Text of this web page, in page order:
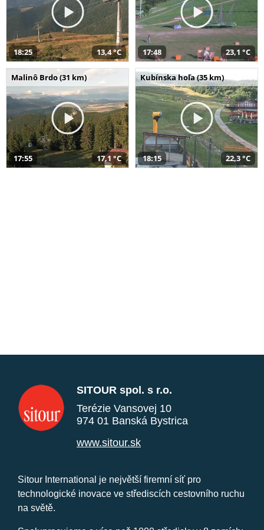
18:25 13,4 °C 17:48 23,1 °C
Malinô Brdo (31 km)
17:55 17,1 °C
Kubínska hoľa (35 km)
18:15 22,3 °C
SITOUR spol. s r.o.
Terézie Vansovej 10
974 01 Banská Bystrica
www.sitour.sk
Sitour International je největší firemní síť pro
technologické inovace ve střediscích cestovního ruchu
na světě.